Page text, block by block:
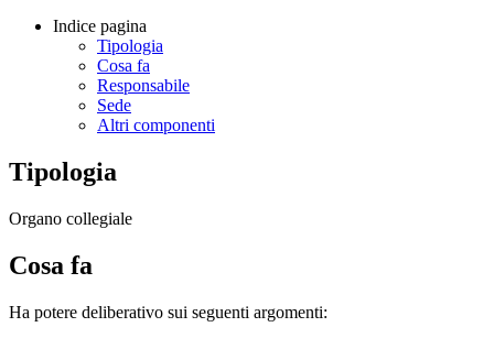
Indice pagina
Tipologia
Cosa fa
Responsabile
Sede
Altri componenti
Tipologia
Organo collegiale
Cosa fa
Ha potere deliberativo sui seguenti argomenti: